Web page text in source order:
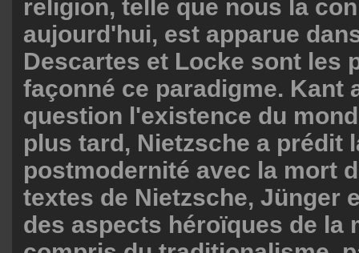
religion, telle que nous la
aujourd'hui, est apparue
Descartes et Locke sont les
façonné ce paradigme. Kant
question l'existence du
plus tard, Nietzsche a prédit
postmodernité avec la mort
textes de Nietzsche, Jünger
des aspects héroïques de la